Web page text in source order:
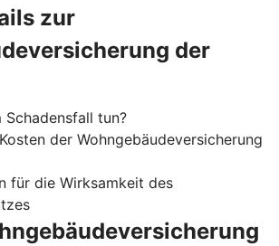
zur
der
Schadensfall tun?
der Wohngebäudeversicherung
für die Wirksamkeit des